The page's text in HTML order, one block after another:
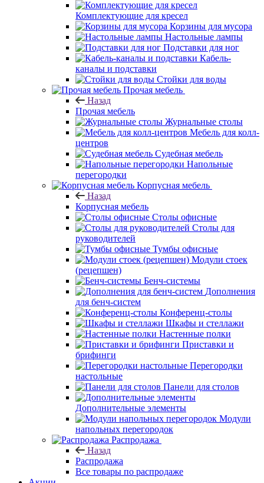
Комплектующие для кресел
Корзины для мусора
Настольные лампы
Подставки для ног
Кабель-
каналы и подставки
Стойки для воды
Прочая мебель
Назад
Прочая мебель
Журнальные столы
Мебель для колл-
центров
Судебная мебель
Напольные
перегородки
Корпусная мебель
Назад
Корпусная мебель
Столы офисные
Столы для
руководителей
Тумбы офисные
Модули стоек
(рецепшен)
Бенч-системы
Дополнения
для бенч-систем
Конференц-столы
Шкафы и стеллажи
Настенные полки
Приставки и
брифинги
Перегородки
настольные
Панели для столов
Дополнительные элементы
Модули
напольных перегородок
Распродажа
Назад
Распродажа
Все товары по распродаже